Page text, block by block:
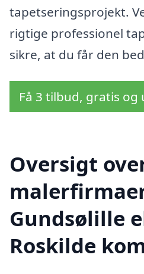
tapetseringsprojekt.
rigtige professionel
sikre, at du får den
Få 3 tilbud, gratis
Oversigt
Gundsølille
Roskilde